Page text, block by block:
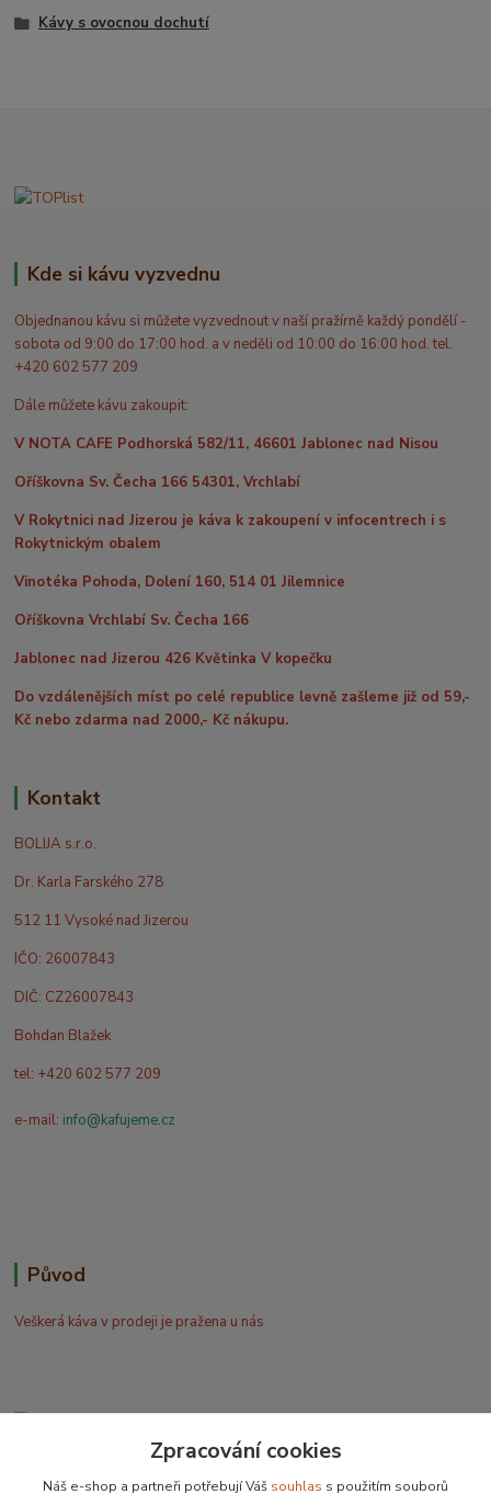
Kávy s ovocnou dochutí
Kde si kávu vyzvednu
Objednanou kávu si můžete vyzvednout v naší pražírně každý pondělí -
sobota od 9:00 do 17:00 hod. a v neděli od 10:00 do 16:00 hod. tel.
+420 602 577 209
Dále můžete kávu zakoupit:
V NOTA CAFE Podhorská 582/11, 46601 Jablonec nad Nisou
Oříškovna Sv. Čecha 166 54301, Vrchlabí
V Rokytnici nad Jizerou je káva k zakoupení v infocentrech i s
Rokytnickým obalem
Vinotéka Pohoda, Dolení 160, 514 01 Jilemnice
Oříškovna Vrchlabí Sv. Čecha 166
Jablonec nad Jizerou 426 Květinka V kopečku
Do vzdálenějších míst po celé republice levně zašleme již od 59,-
Kč nebo zdarma nad 2000,- Kč nákupu.
Kontakt
BOLIJA s.r.o.
Dr. Karla Farského 278
512 11 Vysoké nad Jizerou
IČO: 26007843
DIČ: CZ26007843
Bohdan Blažek
tel: +420 602 577 209
e-mail: info@kafujeme.cz
Původ
Veškerá káva v prodeji je pražena u nás
Zpracování cookies
Náš e-shop a partneři potřebují Váš souhlas s použitím souborů